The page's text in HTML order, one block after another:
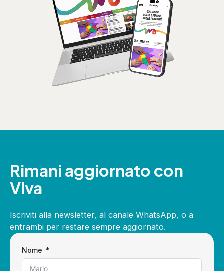
Rimani aggiornato con
Viva
Iscriviti alla newsletter, al canale WhatsApp, o a
entrambi per restare sempre aggiornato.
Nome